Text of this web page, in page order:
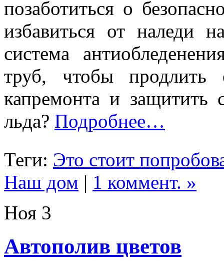
позаботиться о
избавиться от наледи
система
труб, чтобы продлить
капремонта и защитить
льда? Подробнее…
Теги: Это стоит
Наш дом | 1 коммент. »
Ноя 3
Автополив цветов